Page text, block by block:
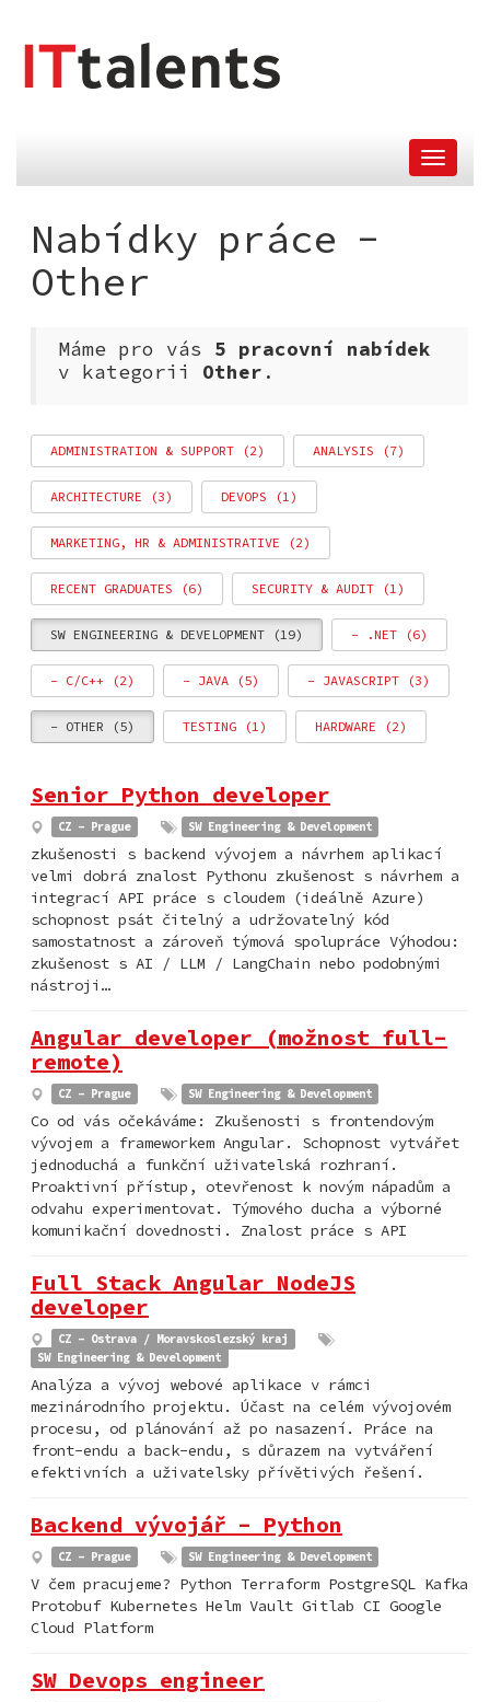
Nabídky práce -
Other
Máme pro vás 5 pracovní nabídek
v kategorii Other .
ADMINISTRATION & SUPPORT (2) ANALYSIS (7)
ARCHITECTURE (3) DEVOPS (1)
MARKETING, HR & ADMINISTRATIVE (2)
RECENT GRADUATES (6) SECURITY & AUDIT (1)
SW ENGINEERING & DEVELOPMENT (19) - .NET (6)
- C/C++ (2) - JAVA (5) - JAVASCRIPT (3)
- OTHER (5) TESTING (1) HARDWARE (2)
Senior Python developer
CZ - Prague SW Engineering & Development
zkušenosti s backend vývojem a návrhem aplikací
velmi dobrá znalost Pythonu zkušenost s návrhem a
integrací API práce s cloudem (ideálně Azure)
schopnost psát čitelný a udržovatelný kód
samostatnost a zároveň týmová spolupráce Výhodou:
zkušenost s AI / LLM / LangChain nebo podobnými
nástroji…
Angular developer (možnost full-
remote)
CZ - Prague SW Engineering & Development
Co od vás očekáváme: Zkušenosti s frontendovým
vývojem a frameworkem Angular. Schopnost vytvářet
jednoduchá a funkční uživatelská rozhraní.
Proaktivní přístup, otevřenost k novým nápadům a
odvahu experimentovat. Týmového ducha a výborné
komunikační dovednosti. Znalost práce s API
Full Stack Angular NodeJS
developer
CZ - Ostrava / Moravskoslezský kraj
SW Engineering & Development
Analýza a vývoj webové aplikace v rámci
mezinárodního projektu. Účast na celém vývojovém
procesu, od plánování až po nasazení. Práce na
front-endu a back-endu, s důrazem na vytváření
efektivních a uživatelsky přívětivých řešení.
Backend vývojář - Python
CZ - Prague SW Engineering & Development
V čem pracujeme? Python Terraform PostgreSQL Kafka
Protobuf Kubernetes Helm Vault Gitlab CI Google
Cloud Platform
SW Devops engineer